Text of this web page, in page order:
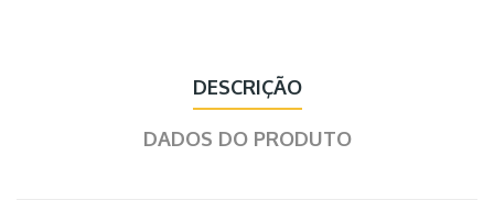
DESCRIÇÃO
DADOS DO PRODUTO